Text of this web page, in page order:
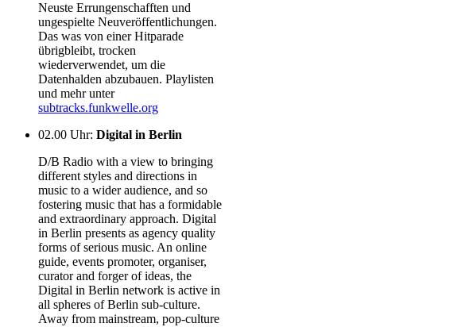
Neuste Errungenschafften und
ungespielte Neuveröffentlichungen.
Das was von einer Hitparade
übrigbleibt, trocken
wiederverwendet, um die
Datenhalden abzubauen. Playlisten
und mehr unter
subtracks.funkwelle.org
02.00 Uhr: Digital in Berlin
D/B Radio with a view to bringing
different styles and directions in
music to a wider audience, and so
fostering music that has a formidable
and extraordinary approach. Digital
in Berlin presents as agency quality
forms of serious music. An online
guide, events promoter, organiser,
curator and forger of ideas, the
Digital in Berlin network is active in
all spheres of Berlin sub-culture.
Away from mainstream, pop-culture